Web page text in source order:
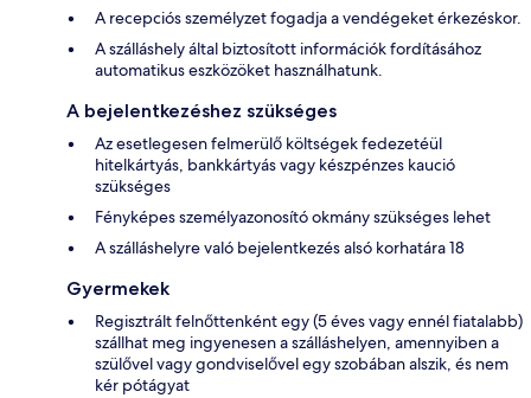
A recepciós személyzet fogadja a vendégeket érkezéskor.
A szálláshely által biztosított információk fordításához
automatikus eszközöket használhatunk.
A bejelentkezéshez szükséges
Az esetlegesen felmerülő költségek fedezetéül
hitelkártyás, bankkártyás vagy készpénzes kaució
szükséges
Fényképes személyazonosító okmány szükséges lehet
A szálláshelyre való bejelentkezés alsó korhatára 18
Gyermekek
Regisztrált felnőttenként egy (5 éves vagy ennél fiatalabb)
szállhat meg ingyenesen a szálláshelyen, amennyiben a
szülővel vagy gondviselővel egy szobában alszik, és nem
kér pótágyat